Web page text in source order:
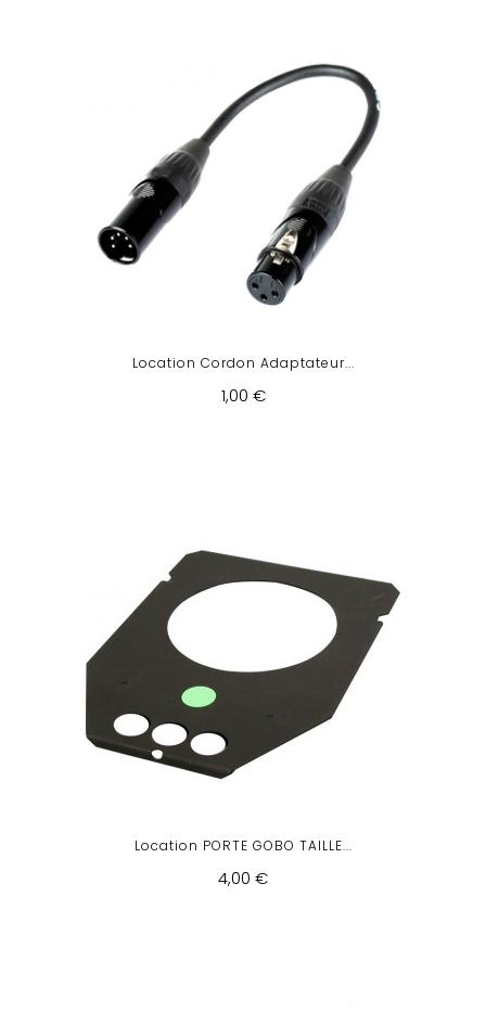
Location Cordon Adaptateur...
1,00 €
Location PORTE GOBO TAILLE...
4,00 €